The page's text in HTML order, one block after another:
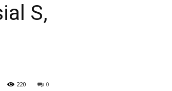
S,
0
220